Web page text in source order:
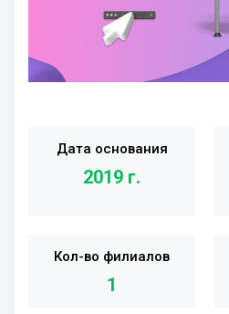
Дата основания
2019 г.
Кол-во филиалов
1